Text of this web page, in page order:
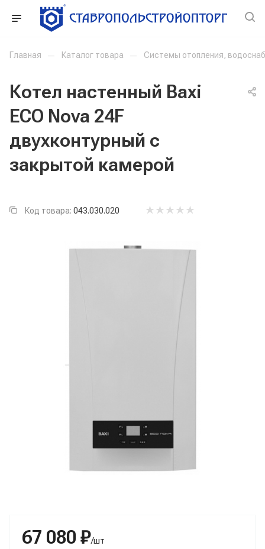
Главная — Каталог товара — Системы отопления,
Котел настенный Baxi
ECO Nova 24F
двухконтурный с
закрытой камерой
Код товара: 043.030.020
67 080 ₽/шт